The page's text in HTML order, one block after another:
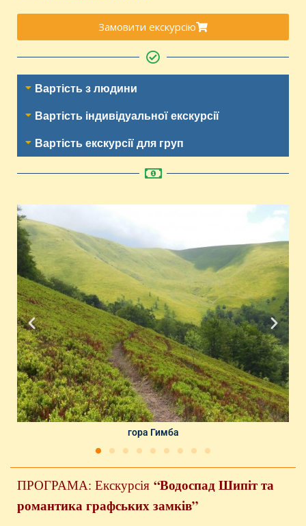
Замовити екскурсію
Вартість з людини
Вартість індивідуальної екскурсії
Вартість екскурсії для груп
гора Гимба
ПРОГРАМА: Екскурсія “Водоспад Шипіт та
романтика графських замків”